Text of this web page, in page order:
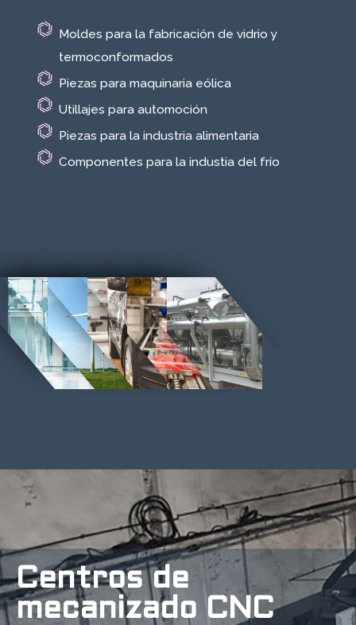
Moldes para la fabricación de vidrio y
termoconformados
Piezas para maquinaria eólica
Utillajes para automoción
Piezas para la industria alimentaria
Componentes para la industia del frío
Centros de
mecanizado CNC